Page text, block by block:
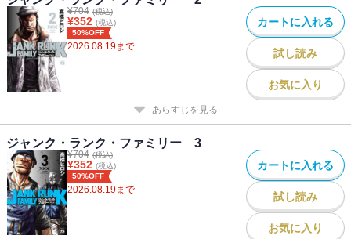
¥704 (税込)
¥352 (税込)
50%OFF
2026.08.19まで
カートに入れる
試し読み
お気に入り
あらすじを見る
ジャンク・ランク・ファミリー 3
¥704 (税込)
¥352 (税込)
50%OFF
2026.08.19まで
カートに入れる
試し読み
お気に入り